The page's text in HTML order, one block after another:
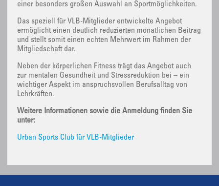
einer besonders großen Auswahl an Sportmöglichkeiten.
Das speziell für VLB-Mitglieder entwickelte Angebot
ermöglicht einen deutlich reduzierten monatlichen Beitrag
und stellt somit einen echten Mehrwert im Rahmen der
Mitgliedschaft dar.
Neben der körperlichen Fitness trägt das Angebot auch
zur mentalen Gesundheit und Stressreduktion bei – ein
wichtiger Aspekt im anspruchsvollen Berufsalltag von
Lehrkräften.
Weitere Informationen sowie die Anmeldung finden Sie
unter:
Urban Sports Club für VLB-Mitglieder